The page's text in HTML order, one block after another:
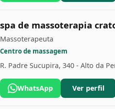
spa de massoterapia
Massoterapeuta
Centro de massagem
R. Padre Sucupira, 340 - Alto da
WhatsApp Ver perfil